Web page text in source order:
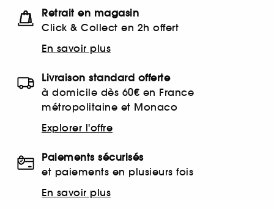
Retrait en magasin
Click & Collect en 2h offert
En savoir plus
Livraison standard offerte
à domicile dès 60€ en France
métropolitaine et Monaco
Explorer l'offre
Paiements sécurisés
et paiements en plusieurs fois
En savoir plus